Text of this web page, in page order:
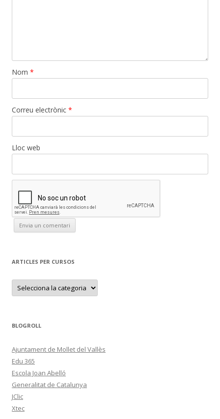
Nom *
Correu electrònic *
Lloc web
ARTICLES PER CURSOS
A
t
e
r
c
u
r
s
o
s
BLOGROLL
Ajuntament de Mollet del Vallès
Edu 365
Escola Joan Abelló
Generalitat de Catalunya
JClic
Xtec